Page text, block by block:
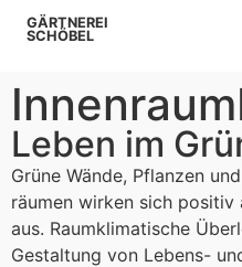
GÄRTNEREI
SCHÖBEL
Leben im
Grüne Wände, Pflanzen
räumen wirken sich positiv
aus. Raum­klimatische
Gestaltung von Lebens-